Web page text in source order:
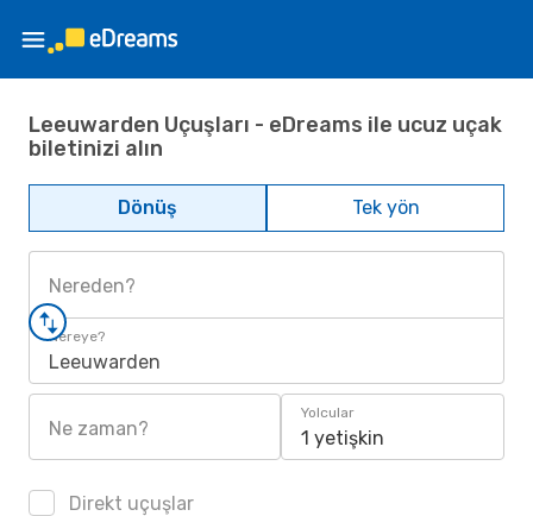
Leeuwarden Uçuşları - eDreams ile ucuz uçak
biletinizi alın
Dönüş Tek yön
Nereden?
Nereye?
Leeuwarden
Ne zaman?
Yolcular
1 yetişkin
Direkt uçuşlar